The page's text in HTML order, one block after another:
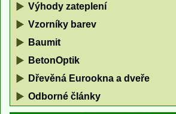
Výhody zateplení
Vzorníky barev
Baumit
BetonOptik
Dřevěná Eurookna a dveře
Odborné články